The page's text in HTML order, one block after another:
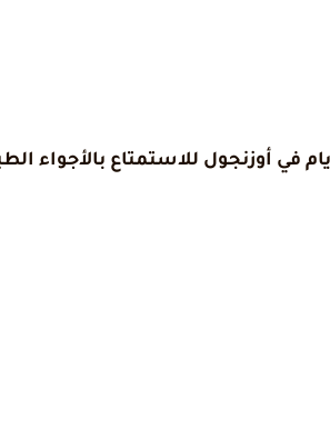
في أوزنجول للاستمتاع بالأجواء